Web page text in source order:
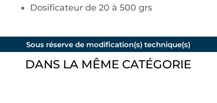
Dosificateur de 20 à 500 grs
Sous réserve de modification(s) technique(s)
DANS LA MÊME CATÉGORIE